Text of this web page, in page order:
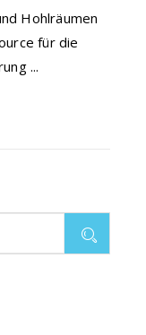
Hohlräumen
für die
...